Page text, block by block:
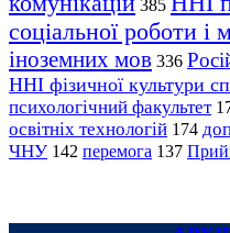
385
соціальної роботи і
іноземних мов 336
ННІ фізичної культури
психологічний факультет
освітніх технологій 174
ЧНУ 142 перемога 137